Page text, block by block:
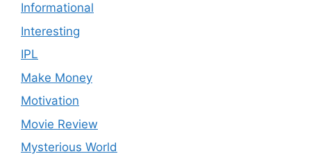
Informational
Interesting
IPL
Make Money
Motivation
Movie Review
Mysterious World